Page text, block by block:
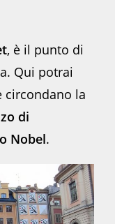
, è il punto di
Qui potrai
la
di
Nobel.